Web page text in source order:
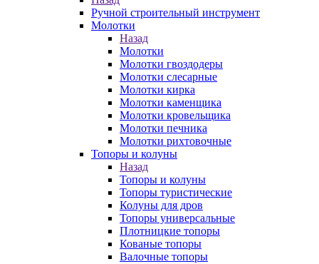
Ручной строительный инструмент
Молотки
Назад
Молотки
Молотки гвоздодеры
Молотки слесарные
Молотки кирка
Молотки каменщика
Молотки кровельщика
Молотки печника
Молотки рихтовочные
Топоры и колуны
Назад
Топоры и колуны
Топоры туристические
Колуны для дров
Топоры универсальные
Плотницкие топоры
Кованые топоры
Валочные топоры